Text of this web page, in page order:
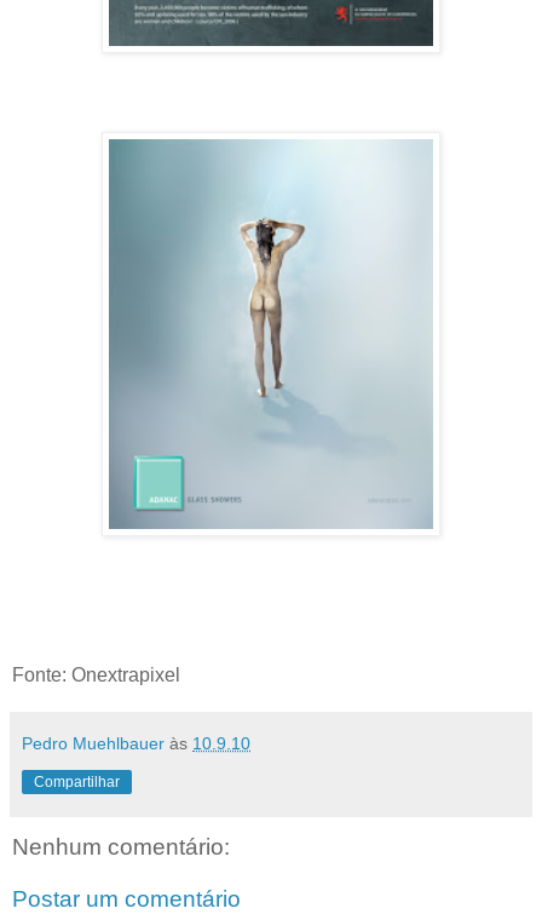
Fonte: Onextrapixel
Pedro Muehlbauer às 10.9.10
Compartilhar
Nenhum comentário:
Postar um comentário